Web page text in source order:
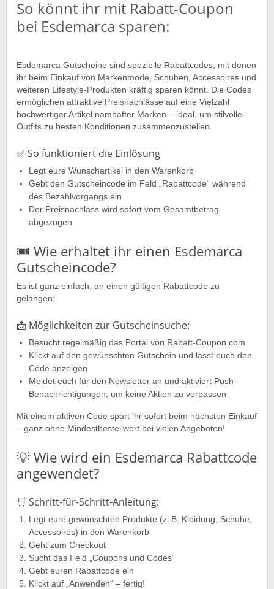
So könnt ihr mit Rabatt-Coupon
bei Esdemarca sparen:
Esdemarca Gutscheine sind spezielle Rabattcodes, mit denen
ihr beim Einkauf von Markenmode, Schuhen, Accessoires und
weiteren Lifestyle-Produkten kräftig sparen könnt. Die Codes
ermöglichen attraktive Preisnachlässe auf eine Vielzahl
hochwertiger Artikel namhafter Marken – ideal, um stilvolle
Outfits zu besten Konditionen zusammenzustellen.
✅ So funktioniert die Einlösung
Legt eure Wunschartikel in den Warenkorb
Gebt den Gutscheincode im Feld „Rabattcode“ während
des Bezahlvorgangs ein
Der Preisnachlass wird sofort vom Gesamtbetrag
abgezogen
🎟️ Wie erhaltet ihr einen Esdemarca
Gutscheincode?
Es ist ganz einfach, an einen gültigen Rabattcode zu
gelangen:
📩 Möglichkeiten zur Gutscheinsuche:
Besucht regelmäßig das Portal von Rabatt-Coupon.com
Klickt auf den gewünschten Gutschein und lasst euch den
Code anzeigen
Meldet euch für den Newsletter an und aktiviert Push-
Benachrichtigungen, um keine Aktion zu verpassen
Mit einem aktiven Code spart ihr sofort beim nächsten Einkauf
– ganz ohne Mindestbestellwert bei vielen Angeboten!
💡 Wie wird ein Esdemarca Rabattcode
angewendet?
🛒 Schritt-für-Schritt-Anleitung:
Legt eure gewünschten Produkte (z. B. Kleidung, Schuhe,
Accessoires) in den Warenkorb
Geht zum Checkout
Sucht das Feld „Coupons und Codes“
Gebt euren Rabattcode ein
Klickt auf „Anwenden“ – fertig!